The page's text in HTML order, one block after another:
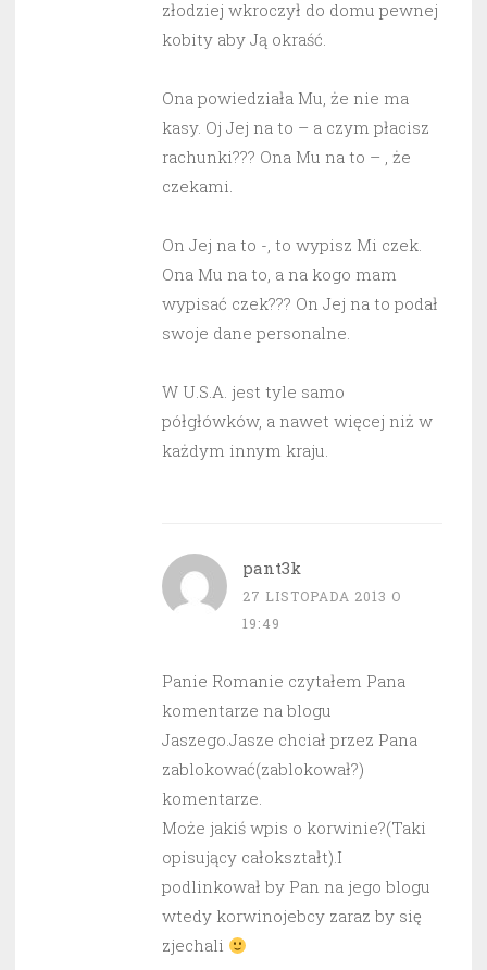
złodziej wkroczył do domu pewnej
kobity aby Ją okraść.
Ona powiedziała Mu, że nie ma
kasy. Oj Jej na to – a czym płacisz
rachunki??? Ona Mu na to – , że
czekami.
On Jej na to -, to wypisz Mi czek.
Ona Mu na to, a na kogo mam
wypisać czek??? On Jej na to podał
swoje dane personalne.
W U.S.A. jest tyle samo
półgłówków, a nawet więcej niż w
każdym innym kraju.
pant3k
27 LISTOPADA 2013 O
19:49
Panie Romanie czytałem Pana
komentarze na blogu
Jaszego.Jasze chciał przez Pana
zablokować(zablokował?)
komentarze.
Może jakiś wpis o korwinie?(Taki
opisujący całokształt).I
podlinkował by Pan na jego blogu
wtedy korwinojebcy zaraz by się
zjechali